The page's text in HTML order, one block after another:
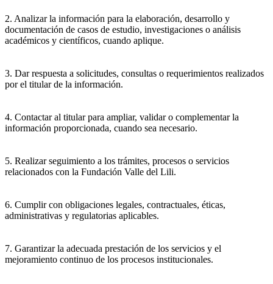
2. Analizar la información para la elaboración, desarrollo y
documentación de casos de estudio, investigaciones o análisis
académicos y científicos, cuando aplique.
3. Dar respuesta a solicitudes, consultas o requerimientos realizados
por el titular de la información.
4. Contactar al titular para ampliar, validar o complementar la
información proporcionada, cuando sea necesario.
5. Realizar seguimiento a los trámites, procesos o servicios
relacionados con la Fundación Valle del Lili.
6. Cumplir con obligaciones legales, contractuales, éticas,
administrativas y regulatorias aplicables.
7. Garantizar la adecuada prestación de los servicios y el
mejoramiento continuo de los procesos institucionales.